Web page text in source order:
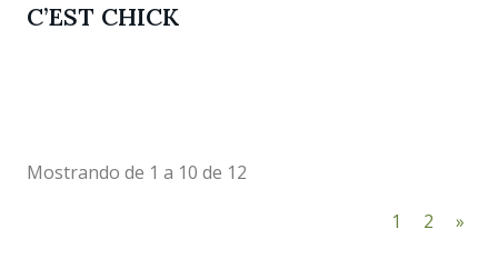
C’EST CHICK
Mostrando de 1 a 10 de 12
1
2 »